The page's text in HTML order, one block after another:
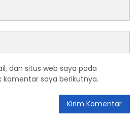
dan situs web saya pada
saya berikutnya.